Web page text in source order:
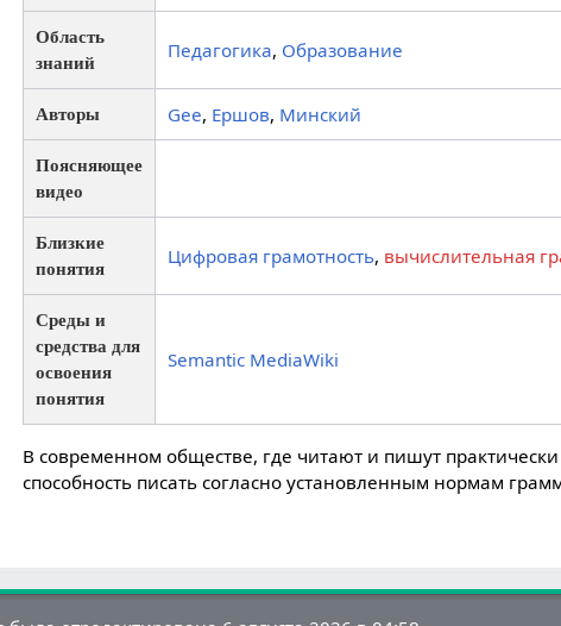
Область
знаний
Педагогика, Образование
Авторы Gee, Ершов, Минский
Поясняющее
видео
Близкие
понятия
Цифровая грамотность, вычислительная
Среды и
средства для
освоения
понятия
Semantic MediaWiki
В современном обществе, где читают и пишут
способность писать согласно установленным нормам